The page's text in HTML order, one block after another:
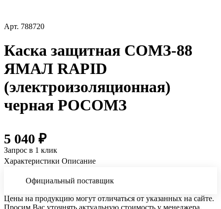
Арт. 788720
Каска защитная СОМЗ-88
ЯМАЛ RAPID
(электроизоляционная)
черная РОСОМЗ
5 040 ₽
Запрос в 1 клик
Характеристики Описание
Официальный поставщик
Цены на продукцию могут отличаться от указанных на сайте.